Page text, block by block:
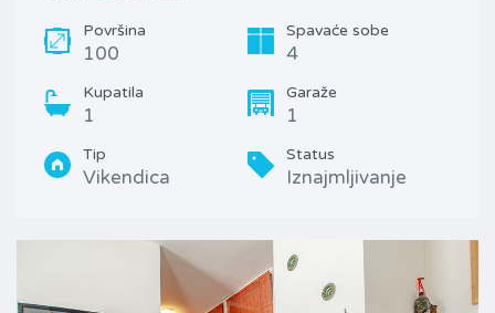
Površina
100
Spavaće sobe
4
Kupatila
1
Garaže
1
Tip
Vikendica
Status
Iznajmljivanje